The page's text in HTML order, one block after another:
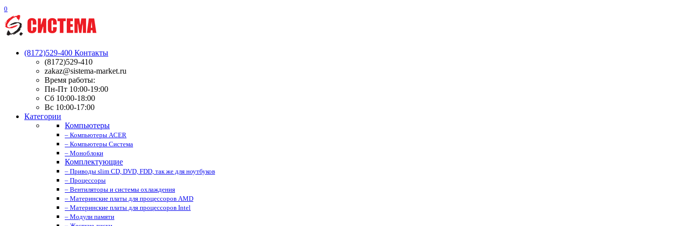
0
(8172)529-400 Контакты
(8172)529-410
zakaz@sistema-market.ru
Время работы:
Пн-Пт 10:00-19:00
Сб 10:00-18:00
Вс 10:00-17:00
Категории
Компьютеры
– Компьютеры ACER
– Компьютеры Система
– Моноблоки
Комплектующие
– Приводы slim CD, DVD, FDD, так же для ноутбуков
– Процессоры
– Вентиляторы и системы охлаждения
– Материнские платы для процессоров AMD
– Материнские платы для процессоров Intel
– Модули памяти